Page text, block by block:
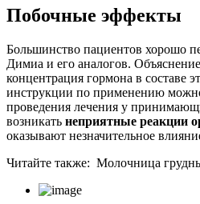
Побочные эффекты
Большинство пациентов хорошо
Димиа и его аналогов.
концентрация гормона в составе
инструкции по применению
проведения лечения у
возникать неприятные реакции
оказывают незначительное
Читайте также: Молочница